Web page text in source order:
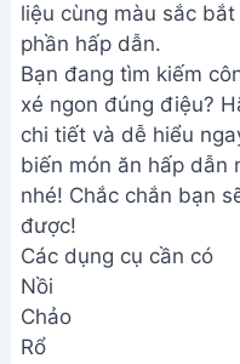
liệu cùng màu sắc
phần hấp dẫn.
Bạn đang tìm kiếm
xé ngon đúng điệu?
chi tiết và dễ hiểu
biến món ăn hấp dẫn
nhé! Chắc chắn bạn
được!
Các dụng cụ cần có
Nồi
Chảo
Rổ